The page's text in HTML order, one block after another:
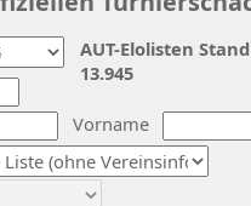
Vorname
AUT-Elolisten
13.945